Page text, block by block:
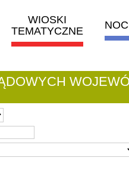
WIOSKI
TEMATYCZNE